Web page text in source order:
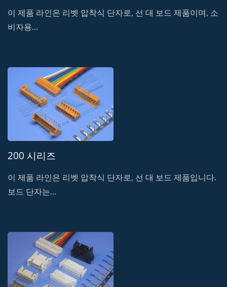
이 제품 라인은 리벳 압착식 단자로, 선 대 보드 제품이며, 소
비자용...
200 시리즈
이 제품 라인은 리벳 압착식 단자로, 선 대 보드 제품입니다.
보드 단자는...